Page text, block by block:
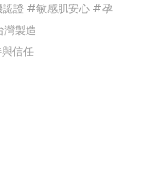
證 #敏感肌安心 #孕
製造
信任